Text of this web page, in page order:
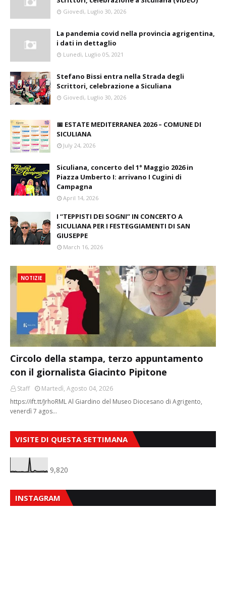
Giovedì, Luglio 30, 2026
La pandemia covid nella provincia agrigentina,
i dati in dettaglio
Lunedì, Luglio 05, 2021
Stefano Bissi entra nella Strada degli
Scrittori, celebrazione a Siculiana
Giovedì, Luglio 30, 2026
📅 ESTATE MEDITERRANEA 2026 – COMUNE DI
SICULIANA
July 24, 2026
Siculiana, concerto del 1° Maggio 2026 in
Piazza Umberto I: arrivano I Cugini di
Campagna
April 14, 2026
I “TEPPISTI DEI SOGNI” IN CONCERTO A
SICULIANA PER I FESTEGGIAMENTI DI SAN
GIUSEPPE
March 16, 2026
NOTIZIE
Circolo della stampa, terzo appuntamento
con il giornalista Giacinto Pipitone
Staff
Martedì, Agosto 04, 2026
https://ift.tt/JrhoRML Al Giardino del Museo Diocesano di Agrigento,
venerdì 7 agos…
VISITE DI QUESTA SETTIMANA
9,820
INSTAGRAM